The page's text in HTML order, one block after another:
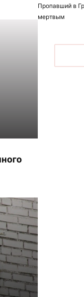
Пропавший в
мертвым